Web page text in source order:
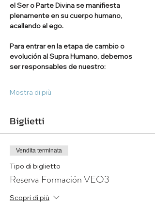
el Ser o Parte Divina se manifiesta
plenamente en su cuerpo humano,
acallando al ego.
Para entrar en la etapa de cambio o
evolución al Supra Humano, debemos
ser responsables de nuestro:
Mostra di più
Biglietti
Vendita terminata
Tipo di biglietto
Reserva Formación VEO3
Scopri di più